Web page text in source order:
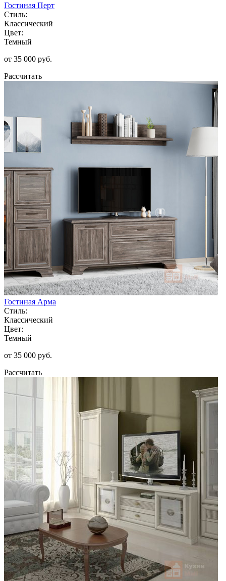
Гостиная Перт
Стиль:
Классический
Цвет:
Темный
от 35 000 руб.
Рассчитать
Гостиная Арма
Стиль:
Классический
Цвет:
Темный
от 35 000 руб.
Рассчитать